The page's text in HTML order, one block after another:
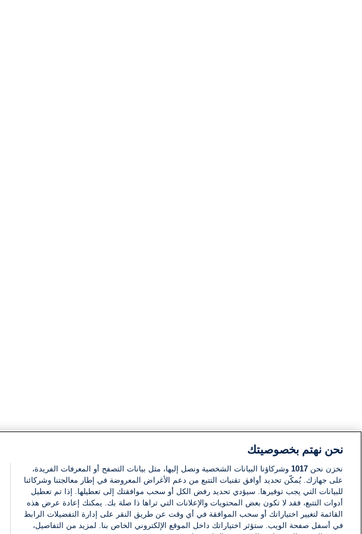
نحن نهتم بخصوصيتك
نخزن نحن 1017 وشركاؤنا البيانات الشخصية ونصل إليها، مثل بيانات التصفح أو المعرفات الفريدة،
على جهازك. يُمكّن تحديد أوافق تقنيات التتبع من دعم الأغراض المعروضة في إطار معالجتنا وشركائنا
للبيانات التي يجب توفيرها. سيؤدي تحديد رفض الكل أو سحب موافقتك إلى تعطيلها. إذا تم تعطيل
أدوات التتبع، فقد لا تكون بعض المحتويات والإعلانات التي تراها ذا صلة بك. يمكنك إعادة عرض هذه
القائمة لتغيير اختياراتك أو سحب الموافقة في أي وقت عن طريق النقر على إدارة التفضيلات الرابط
في أسفل صفحة الويب. ستؤثر اختياراتك داخل الموقع الإلكتروني الخاص بنا. لمزيد من التفاصيل،